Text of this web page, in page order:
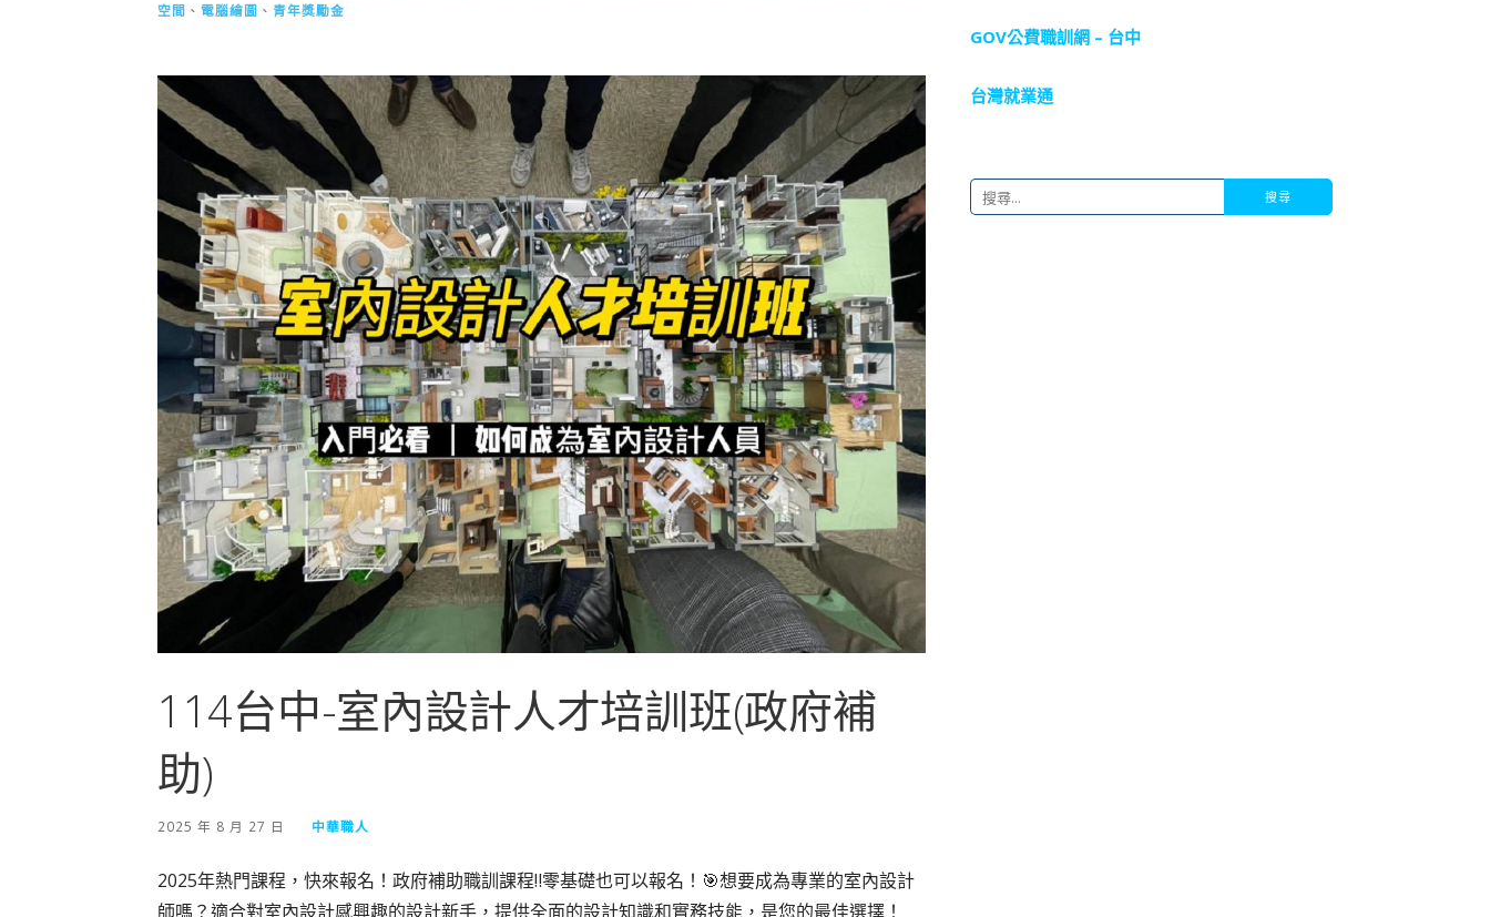
空間 、 電腦繪圖 、 青年獎勵金
114台中-室內設計人才培訓班(政府補
助)
2025 年 8 月 27 日 中華職人
2025年熱門課程，快來報名！政府補助職訓課程‼️零基礎也可以報名！🎯想要成為專業的室內設計
師嗎？適合對室內設計感興趣的設計新手，提供全面的設計知識和實務技能，是您的最佳選擇！
GOV公費職訓網 – 台中
台灣就業通
搜